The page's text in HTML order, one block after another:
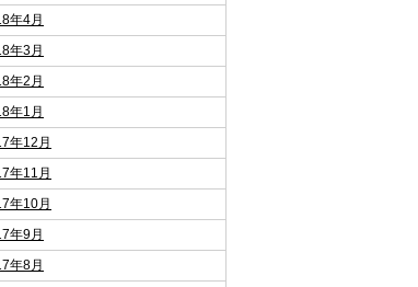
年4月
年3月
年2月
年1月
年12月
年11月
年10月
年9月
年8月